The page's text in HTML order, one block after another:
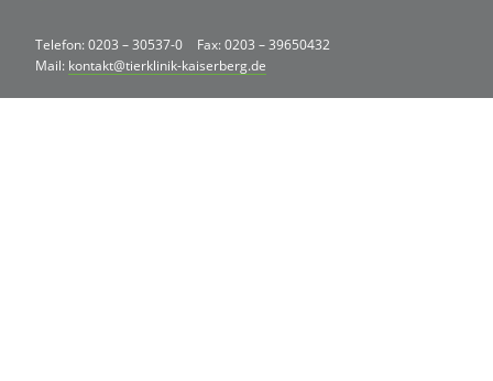
Telefon: 0203 – 30537-0
Fax: 0203 – 39650432
Mail: kontakt@tierklinik-kaiserberg.de